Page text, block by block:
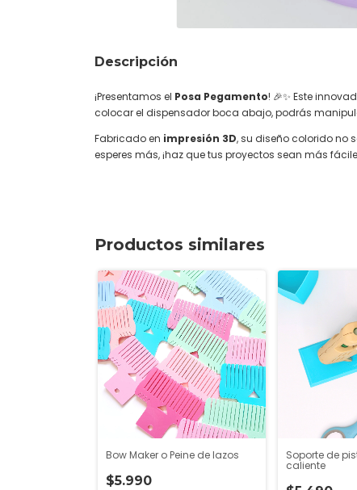
Descripción
¡Presentamos el Posa Pegamento! 🎉✨ Este
colocar el dispensador boca abajo, podrás
Fabricado en impresión 3D, su diseño colorido no
esperes más, ¡haz que tus proyectos sean más
Productos similares
Bow Maker o Peine de lazos
$5.990
Soporte de
caliente